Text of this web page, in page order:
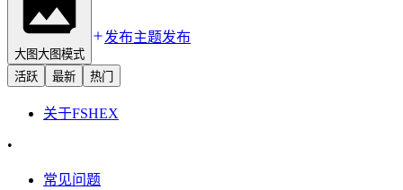
大图大图模式
发布主题发布
活跃 最新 热门
关于FSHEX
•
常见问题